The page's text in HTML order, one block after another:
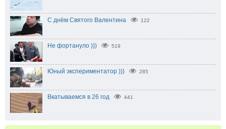
С днём Святого Валентина 122
Не фортануло ))) 519
Юный экспериментатор ))) 285
Вкатываемся в 26 год 441